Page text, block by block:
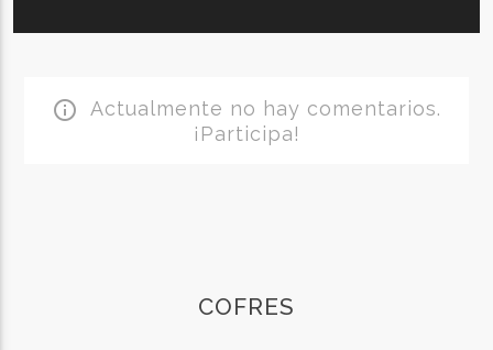
info_outline Actualmente no hay comentarios.
¡Participa!
COFRES